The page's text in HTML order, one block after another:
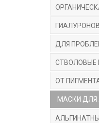
ДЛЯ
СТВОЛОВЫЕ
ОТ
МАСКИ ДЛЯ